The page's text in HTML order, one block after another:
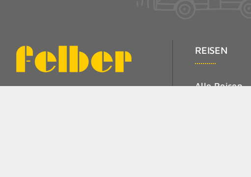
REISEN
Alle Reisen